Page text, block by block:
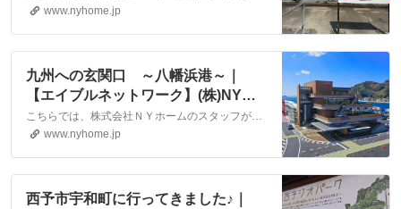
市・大洲市の賃貸・不動産
www.nyhome.jp
九州への玄関口 ～八幡浜港～｜
【エイブルネットワーク】(株)NYホ
ーム 松山市・大洲市の賃貸・不動
産
こちらでは、株式会社ＮＹホームのスタッフが執筆したスタッフブログ記事、「九州への玄関口 ～八幡浜港～」をご紹介しております。他にも様々なテーマの記事がありますので、お住まい探しの合間にぜひご一読ください！
www.nyhome.jp
西予市宇和町に行ってきました♪｜